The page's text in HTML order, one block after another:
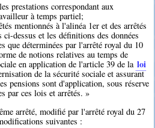
prestations correspondant aux
à temps partiel;
mentionnés à l'alinéa 1er et des arrêtés
dessus et les définitions des données
que déterminées par l'arrêté royal du 10
de notions relatives au temps de
en application de l'article 39 de la loi
de la sécurité sociale et assurant
pensions sont d'application, sous réserve
par ces lois et arrêtés. »
arrêté, modifié par l'arrêté royal du 27
suivantes :